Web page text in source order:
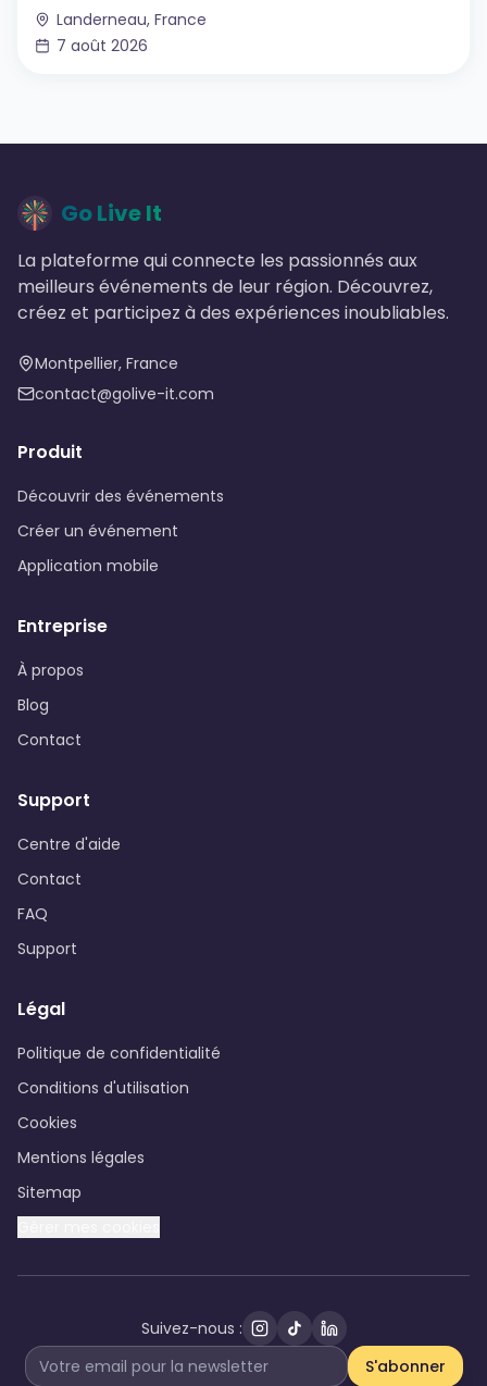
Landerneau, France
7 août 2026
Go Live It
La plateforme qui connecte les passionnés aux
meilleurs événements de leur région. Découvrez,
créez et participez à des expériences inoubliables.
Montpellier, France
contact@golive-it.com
Produit
Découvrir des événements
Créer un événement
Application mobile
Entreprise
À propos
Blog
Contact
Support
Centre d'aide
Contact
FAQ
Support
Légal
Politique de confidentialité
Conditions d'utilisation
Cookies
Mentions légales
Sitemap
Suivez-nous :
S'abonner